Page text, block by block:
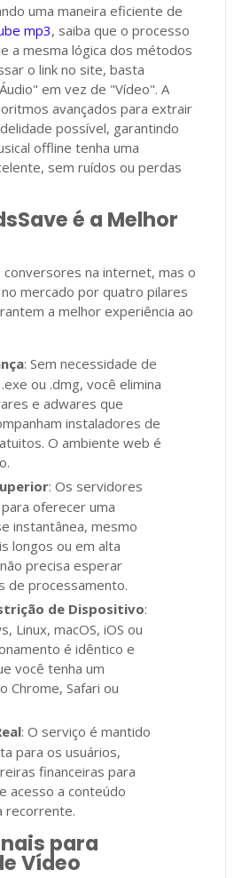
uma maneira eficiente de
mp3, saiba que o processo
a mesma lógica dos métodos
o link no site, basta
em vez de "Vídeo". A
avançados para extrair
possível, garantindo
offline tenha uma
sem ruídos ou perdas
é a Melhor
na internet, mas o
mercado por quatro pilares
a melhor experiência ao
: Sem necessidade de
ou .dmg, você elimina
e adwares que
instaladores de
O ambiente web é
: Os servidores
oferecer uma
instantânea, mesmo
longos ou em alta
precisa esperar
de processamento.
de Dispositivo:
Linux, macOS, iOS ou
é idêntico e
você tenha um
Chrome, Safari ou
: O serviço é mantido
para os usuários,
financeiras para
acesso a conteúdo
recorrente.
para
Vídeo